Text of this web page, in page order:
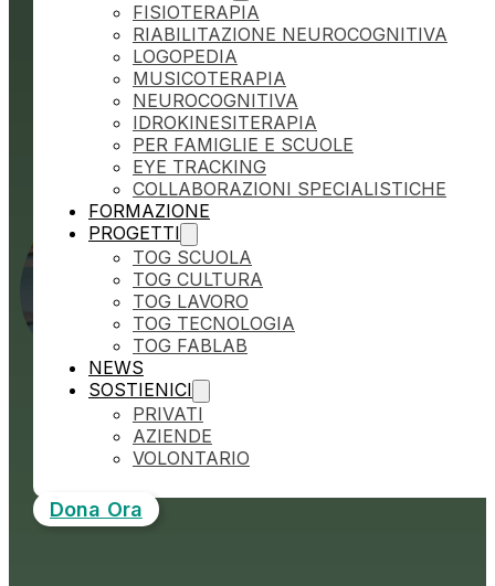
FISIOTERAPIA
RIABILITAZIONE NEUROCOGNITIVA
LOGOPEDIA
MUSICOTERAPIA
NEUROCOGNITIVA
IDROKINESITERAPIA
PER FAMIGLIE E SCUOLE
EYE TRACKING
COLLABORAZIONI SPECIALISTICHE
FORMAZIONE
PROGETTI
TOG SCUOLA
TOG CULTURA
TOG LAVORO
TOG TECNOLOGIA
TOG FABLAB
NEWS
SOSTIENICI
PRIVATI
AZIENDE
VOLONTARIO
Dona Ora